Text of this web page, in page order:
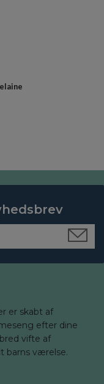
er skabt af
efter dine
vifte af
barns værelse.